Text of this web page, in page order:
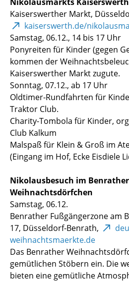
Nikolausmarkts Kaiserswerth
Kaiserswerther Markt,
kaiserswerth.de/
Samstag, 06.12., 14 bis 17 Uhr
Ponyreiten für Kinder (gegen
kommen der
Kaiserswerther Markt zugute.
Sonntag, 07.12., ab 17 Uhr
Oldtimer-Rundfahrten für
Traktor Club.
Charity-Tombola für Kinder,
Club Kalkum
Malspaß für Klein & Groß im
(Eingang im Hof, Ecke Eisdiele
Nikolausbesuch im Benrather
Weihnachtsdörfchen
Samstag, 06.12.
Benrather Fußgängerzone am
17, Düsseldorf-Benrath,
weihnachtsmaerkte.de
Das Benrather
gemütlichen Stöbern ein. Die
bieten eine gemütliche